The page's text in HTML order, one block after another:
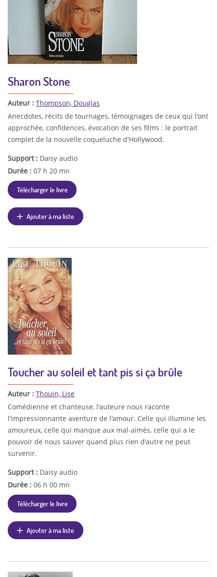
Sharon Stone
Auteur : Thompson, Douglas
Anecdotes, récits de tournages, témoignages de ceux qui l'ont
approchée, confidences, évocation de ses films : le portrait
complet de la nouvelle coqueluche d'Hollywood.
Support : Daisy audio
Durée : 07 h 20 mn
Télécharger le livre
Ajouter à ma liste
Toucher au soleil et tant pis si ça brûle
Auteur : Thouin, Lise
Comédienne et chanteuse, l'auteure nous raconte
l'impressionnante aventure de l'amour. Celle qui illumine les
amoureux, celle qui manque aux mal-aimés, celle qui a le
pouvoir de nous sauver quand plus rien d'autre ne peut
survenir.
Support : Daisy audio
Durée : 06 h 00 mn
Télécharger le livre
Ajouter à ma liste